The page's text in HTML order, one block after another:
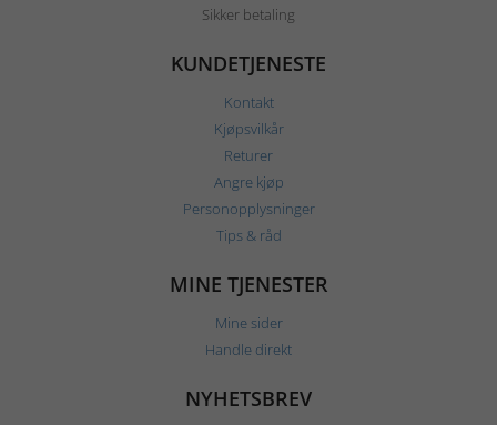
Sikker betaling
KUNDETJENESTE
Kontakt
Kjøpsvilkår
Returer
Angre kjøp
Personopplysninger
Tips & råd
MINE TJENESTER
Mine sider
Handle direkt
NYHETSBREV